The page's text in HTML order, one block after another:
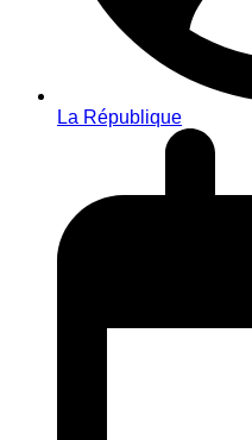
La République